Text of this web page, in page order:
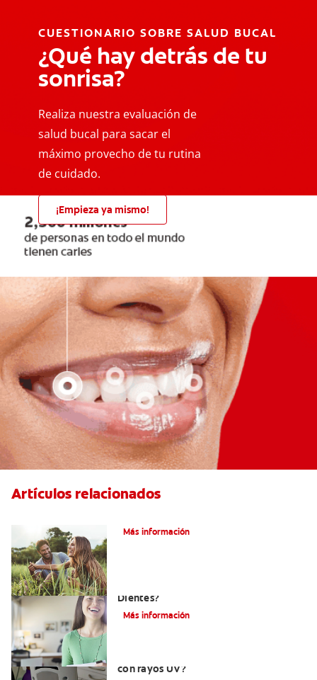
CUESTIONARIO SOBRE SALUD BUCAL
¿Qué hay detrás de tu
sonrisa?
Realiza nuestra evaluación de
salud bucal para sacar el
máximo provecho de tu rutina
de cuidado.
¡Empieza ya mismo!
Artículos relacionados
Más información
Dientes?
Más información
con rayos UV?